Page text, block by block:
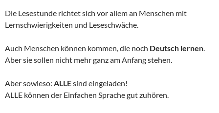
Die Lesestunde richtet sich vor allem an Menschen mit
Lernschwierigkeiten und Leseschwäche.
Auch Menschen können kommen, die noch Deutsch lernen.
Aber sie sollen nicht mehr ganz am Anfang stehen.
Aber sowieso: ALLEsind eingeladen!
ALLE können der Einfachen Sprache gut zuhören.